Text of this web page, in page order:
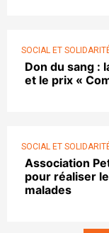
SOCIAL ET
Don du sang :
et le prix «
SOCIAL ET
Association
pour réaliser
malades